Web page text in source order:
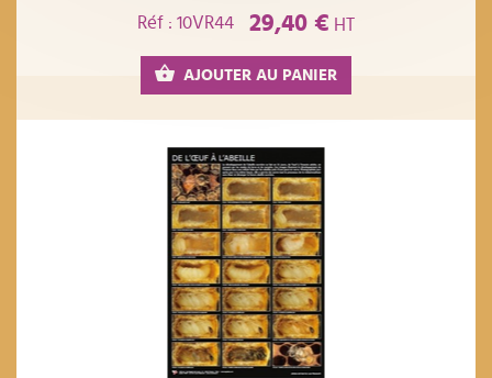
Réf : 10VR44
29,40 € HT
AJOUTER AU PANIER